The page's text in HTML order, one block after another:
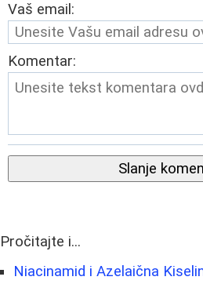
Vaš email:
Komentar:
Slanje
Pročitajte i...
Niacinamid i Azelaična